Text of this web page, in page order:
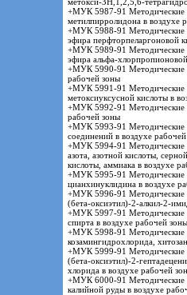
+МУК 5987-91 Методические
метилпирролидона в воздухе
+МУК 5988-91 Методические
эфира перфторпеларгоновой
+МУК 5989-91 Методические
эфира альфа-
+МУК 5990-91 Методические
рабочей зоны
+МУК 5991-91 Методические
метоксиуксусной кислоты в
+МУК 5992-91 Методические
рабочей зоны
+МУК 5993-91 Методические
соединений в воздухе
+МУК 5994-91 Методические
азота, азотной кислоты,
кислоты, аммиака в воздухе
+МУК 5995-91 Методические
цианхинуклидина в воздухе
+МУК 5996-91 Методические
(бета-оксиэтил)-2-алкил-2-
+МУК 5997-91 Методические
спирта в воздухе рабочей зоны
+МУК 5998-91 Методические
козамингидрохлорида,
+МУК 5999-91 Методические
(бета-оксиэтил)-2-
хлорида в воздухе рабочей
+МУК 6000-91 Методические
калийной руды в воздухе